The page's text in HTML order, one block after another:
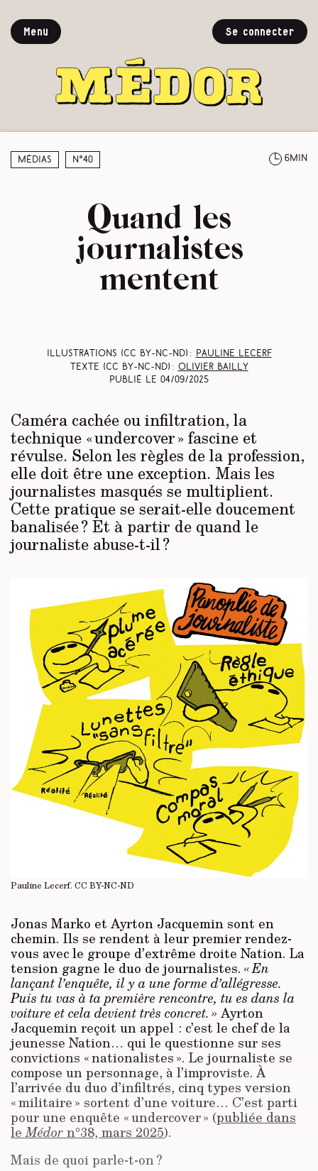
Menu Se connecter
Médias N°40 6min
Quand les
journalistes
mentent
Illustrations (CC BY-NC-ND) :
Pauline Lecerf
Texte (CC BY-NC-ND) : Olivier Bailly
Publié le 04/09/2025
Caméra cachée ou infiltration, la
technique « undercover » fascine et
révulse. Selon les règles de la profession,
elle doit être une exception. Mais les
journalistes masqués se multiplient.
Cette pratique se serait-elle doucement
banalisée ? Et à partir de quand le
journaliste abuse-t-il ?
Pauline Lecerf. CC BY-NC-ND
Jonas Marko et Ayrton Jacquemin sont en
chemin. Ils se rendent à leur premier rendez-
vous avec le groupe d’extrême droite Nation. La
tension gagne le duo de journalistes. « En
lançant l’enquête, il y a une forme d’allégresse.
Puis tu vas à ta première rencontre, tu es dans la
voiture et cela devient très concret. » Ayrton
Jacquemin reçoit un appel : c’est le chef de la
jeunesse Nation… qui le questionne sur ses
convictions « nationalistes ». Le journaliste se
compose un personnage, à l’improviste. À
l’arrivée du duo d’infiltrés, cinq types version
« militaire » sortent d’une voiture… C’est parti
pour une enquête « undercover » (publiée dans
leMédorn°38, mars 2025).
Mais de quoi parle-t-on ?